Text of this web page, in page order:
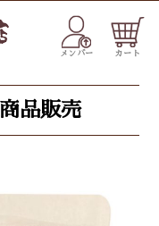
メンバー カート
品販売